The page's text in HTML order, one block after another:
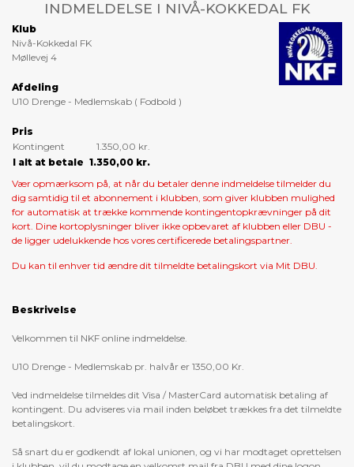
INDMELDELSE I NIVÅ-KOKKEDAL FK
Klub
Nivå-Kokkedal FK
Møllevej 4
Afdeling
U10 Drenge - Medlemskab ( Fodbold )
Pris
Kontingent
1.350,00 kr.
I alt at betale 1.350,00 kr.
Vær opmærksom på, at når du betaler denne indmeldelse tilmelder du
dig samtidig til et abonnement i klubben, som giver klubben mulighed
for automatisk at trække kommende kontingentopkrævninger på dit
kort. Dine kortoplysninger bliver ikke opbevaret af klubben eller DBU -
de ligger udelukkende hos vores certificerede betalingspartner.
Du kan til enhver tid ændre dit tilmeldte betalingskort via Mit DBU.
Beskrivelse
Velkommen til NKF online indmeldelse.
U10 Drenge - Medlemskab pr. halvår er 1350,00 Kr.
Ved indmeldelse tilmeldes dit Visa / MasterCard automatisk betaling af
kontingent. Du adviseres via mail inden beløbet trækkes fra det tilmeldte
betalingskort.
Så snart du er godkendt af lokal unionen, og vi har modtaget oprettelsen